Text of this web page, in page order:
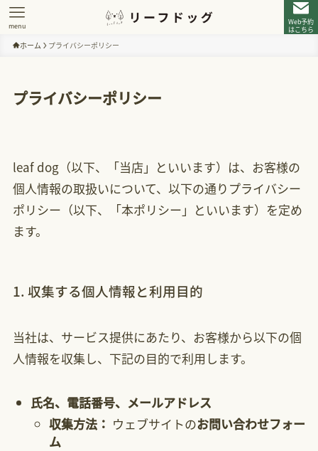
Web予約
はこちら
menu
ホーム プライバシーポリシー
プライバシーポリシー
leaf dog（以下、「当店」といいます）は、お客様の
個人情報の取扱いについて、以下の通りプライバシー
ポリシー（以下、「本ポリシー」といいます）を定め
ます。
1. 収集する個人情報と利用目的
当社は、サービス提供にあたり、お客様から以下の個
人情報を収集し、下記の目的で利用します。
氏名、電話番号、メールアドレス
収集方法： ウェブサイトのお問い合わせフォー
ム